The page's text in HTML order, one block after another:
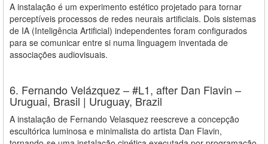
A instalação é um experimento estético projetado para tornar
perceptíveis processos de redes neurais artificiais. Dois sistemas
de IA (Inteligência Artificial) independentes foram configurados
para se comunicar entre si numa linguagem inventada de
associações audiovisuais.
6. Fernando Velázquez – #L1, after Dan Flavin –
Uruguai, Brasil | Uruguay, Brazil
A instalação de Fernando Velasquez reescreve a concepção
escultórica luminosa e minimalista do artista Dan Flavin,